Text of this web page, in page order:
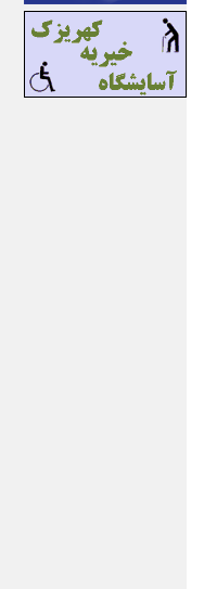
بامبوک
ببین و بخون
بدینسان
بنکر